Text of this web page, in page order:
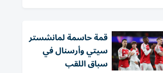
قمة حاسمة لمانشستر
سيتي وأرسنال في
سباق اللقب